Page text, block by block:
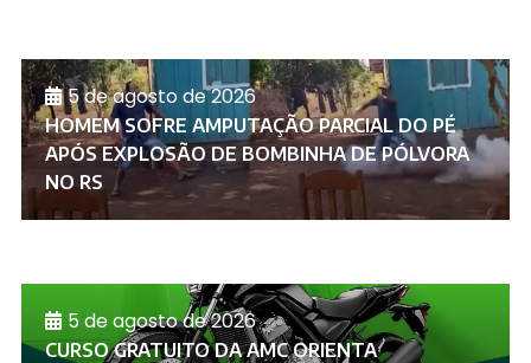
5 de agosto de 2026
HOMEM SOFRE AMPUTAÇÃO PARCIAL DO PÉ
APÓS EXPLOSÃO DE BOMBINHA DE PÓLVORA
NO RS
5 de agosto de 2026
CURSO GRATUITO DA AMC ORIENTA